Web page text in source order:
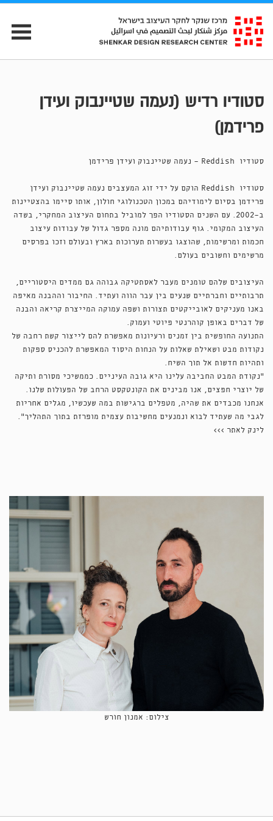
סטודיו רדיש (נעמה שטיינבוק ועידן
פרידמן)
סטודיו Reddish - נעמה שטיינבוק ועידן פרידמן
סטודיו Reddish הוקם על ידי זוג המעצבים נעמה שטיינבוק ועידן
פרידמן בסיום לימודיהם במכון הטכנולוגי חולון, אותו סיימו בהצטיינות
ב-2002. עם השנים הסטודיו הפך למוביל בתחום העיצוב המחקרי, בשדה
העיצוב המקומי. גוף עבודותיהם מונה מספר גדול של עבודות עיצוב
חכמות ומרשימות, שהוצגו בעשרות תערוכות בארץ ובעולם וזכו בפרסים
מרשימים וחשובים בעולם.
העיצובים שלהם טומנים מעבר לאסתטיקה גבוהה גם ממדים היסטוריים,
תרבותיים וחברתיים שנעים בין עבר הווה ועתיד. החיבור וההבנה מאיפה
באנו מעניקים לאובייקטים תצורות ושפה עמוקה המייצרת קריאה והבנה
של דברים באופן קוהרנטי פיוטי ועמוק.
התנועה החופשית בין זמנים ורעיונות מאפשרת להם לייצור קשת רחבה של
נקודות מבט ושאילת שאלות על הנחות היסוד המאפשרת להכניס ספקות
ותהיות חדשות אל תוך השיח.
"נקודת המבט החביבה עלינו היא גובה העיניים. כממשיכי מסורת ותיקה
של יוצרי חפצים, אנו מבינים את הקונטקסט הרחב של הפעולות שלנו.
אנחנו מכבדים את שהיה, מטפלים ברגישות במה שעכשיו, מגלים אחריות
לגבי מה שעתיד לבוא ונמנעים מחשיבות עצמית מופרזת בתוך התהליך".
לינק לאתר >>>
צילום: אמנון חורש